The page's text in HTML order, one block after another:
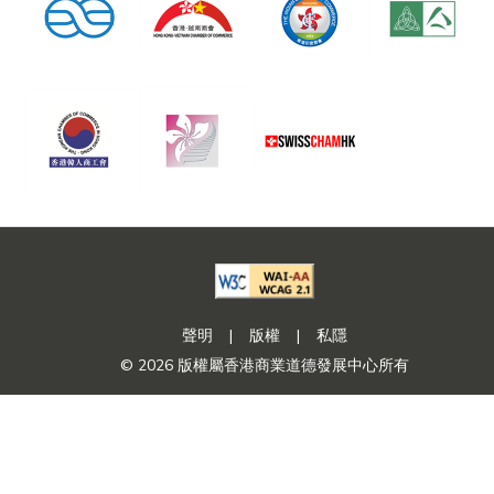
聲明 | 版權 |
私隱
© 2026 版權屬香港商業道德發展中心所有